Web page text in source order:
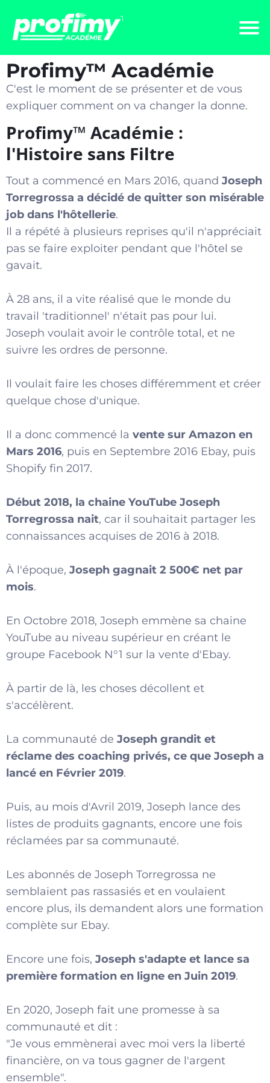
Profimy™️ Académie
C'est le moment de se présenter et de vous
expliquer comment on va changer la donne.
Profimy™️ Académie :
l'Histoire sans Filtre
Tout a commencé en Mars 2016, quand Joseph
Torregrossa a décidé de quitter son misérable
job dans l'hôtellerie.
Il a répété à plusieurs reprises qu'il n'appréciait
pas se faire exploiter pendant que l'hôtel se
gavait.
À 28 ans, il a vite réalisé que le monde du
travail 'traditionnel' n'était pas pour lui.
Joseph voulait avoir le contrôle total, et ne
suivre les ordres de personne.
Il voulait faire les choses différemment et créer
quelque chose d'unique.
Il a donc commencé la vente sur Amazon en
Mars 2016, puis en Septembre 2016 Ebay, puis
Shopify fin 2017.
Début 2018, la chaine YouTube Joseph
Torregrossa nait, car il souhaitait partager les
connaissances acquises de 2016 à 2018.
À l'époque, Joseph gagnait 2 500€ net par
mois.
En Octobre 2018, Joseph emmène sa chaine
YouTube au niveau supérieur en créant le
groupe Facebook N°1 sur la vente d'Ebay.
À partir de là, les choses décollent et
s'accélèrent.
La communauté de Joseph grandit et
réclame des coaching privés, ce que Joseph a
lancé en Février 2019.
Puis, au mois d'Avril 2019, Joseph lance des
listes de produits gagnants, encore une fois
réclamées par sa communauté.
Les abonnés de Joseph Torregrossa ne
semblaient pas rassasiés et en voulaient
encore plus, ils demandent alors une formation
complète sur Ebay.
Encore une fois, Joseph s'adapte et lance sa
première formation en ligne en Juin 2019.
En 2020, Joseph fait une promesse à sa
communauté et dit :
"Je vous emmènerai avec moi vers la liberté
financière, on va tous gagner de l'argent
ensemble".